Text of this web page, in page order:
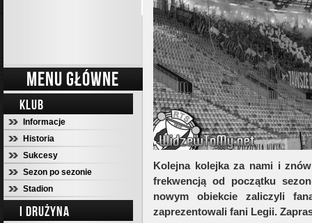
MENU GŁÓWNE
KLUB
Informacje
Historia
Sukcesy
Sezon po sezonie
Stadion
I DRUŻYNA
Kolejna kolejka za nami i
frekwencją od początku
nowym obiekcie zaliczyli
zaprezentowali fani Legii.